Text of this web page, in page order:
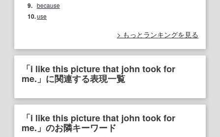
9. because
10.use
もっとランキングを見る
「i like this picture that john took for
me.」に関連する表現一覧
「i like this picture that john took for
me.」のお隣キーワード